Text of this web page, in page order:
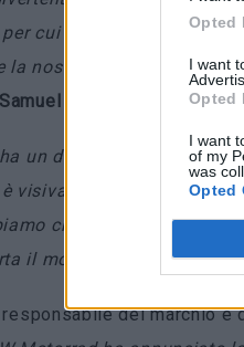
Opted
I want
Opted
I want
of my
was
Opted
per cui queste splendide
la nostra versione Lego
Samuel Tacchi , designer del
un design veramente
visivamente
che l’esperienza
il modello in pista“.
responsabile del marchio e